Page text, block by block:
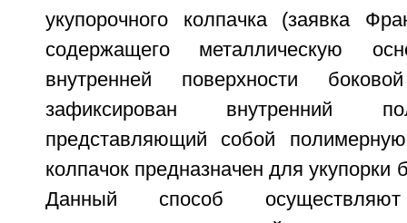
укупорочного колпачка (заявка
содержащего металлическую
внутренней поверхности
зафиксирован внутренний
представляющий собой
колпачок предназначен для укупорки
Данный способ